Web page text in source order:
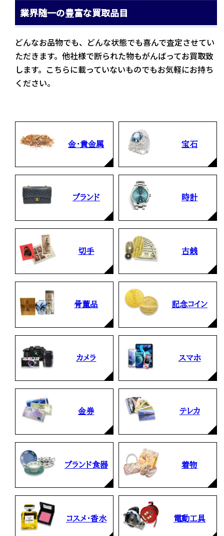
業界随一の豊富な買取品目
どんなお品物でも、どんな状態でも喜んで査定させてい
ただきます。他社様で断られた物もがんばってお買取致
します。こちらに載っていないものでもお気軽にお持ち
ください。
金・貴金属 宝石
ブランド 時計
切手 古銭
骨董品 記念コイン
カメラ スマホ
金券 テレカ
ブランド食器 着物
コスメ・香水 電動工具